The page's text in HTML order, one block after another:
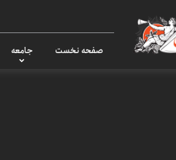
صفحه نخست جامعه